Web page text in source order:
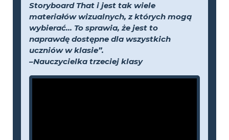
Storyboard That i jest tak wiele
materiałów wizualnych, z których mogą
wybierać... To sprawia, że jest to
naprawdę dostępne dla wszystkich
uczniów w klasie”.
–Nauczycielka trzeciej klasy